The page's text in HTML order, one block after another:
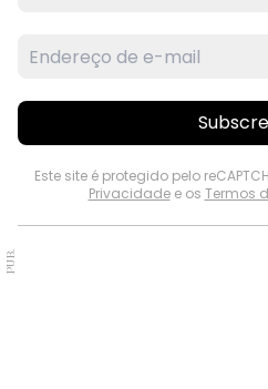
Este site é protegido pelo
Privacidadee os Termos
PUB.